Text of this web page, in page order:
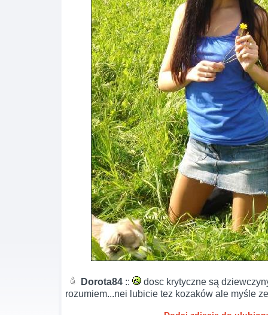
Dorota84 ::
dosc krytyczne są
rozumiem...nei lubicie tez kozaków ale myśle